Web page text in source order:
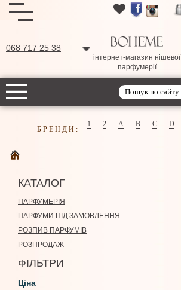
068 717 25 38
інтернет-магазин нішевої
парфумерії
БРЕНДИ:
1 2 A B C D
КАТАЛОГ
ПАРФУМЕРІЯ
ПАРФУМИ ПІД ЗАМОВЛЕННЯ
РОЗПИВ ПАРФУМІВ
РОЗПРОДАЖ
ФІЛЬТРИ
Ціна